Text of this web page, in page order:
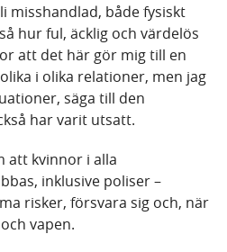
misshandlad, både fysiskt
hur ful, äcklig och värdelös
att det här gör mig till en
i olika relationer, men jag
säga till den
har varit utsatt.
att kvinnor i alla
inklusive poliser –
risker, försvara sig och, när
vapen.